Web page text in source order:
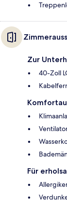
Zur
40-Zoll
Für